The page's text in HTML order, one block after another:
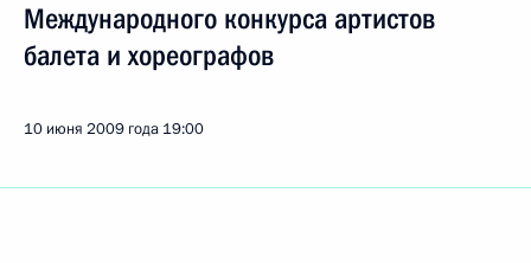
Международного конкурса артистов
балета и хореографов
10 июня 2009 года 19:00